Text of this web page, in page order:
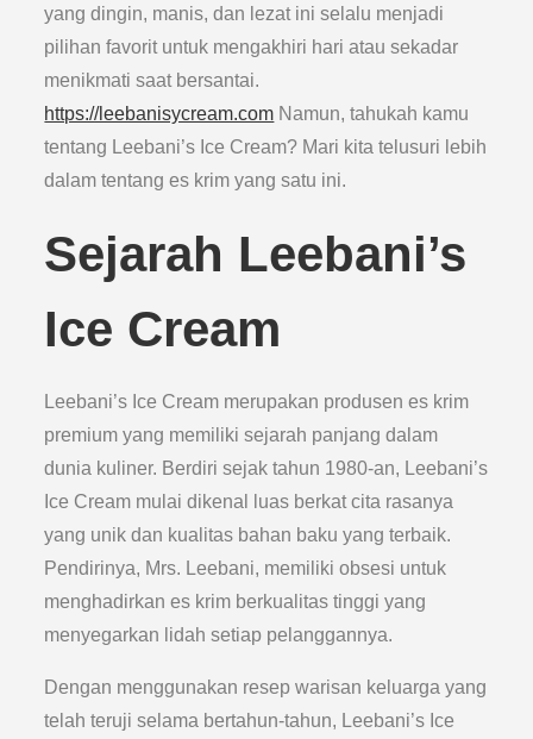
yang dingin, manis, dan lezat ini selalu menjadi
pilihan favorit untuk mengakhiri hari atau sekadar
menikmati saat bersantai.
https://leebanisycream.com Namun, tahukah kamu
tentang Leebani’s Ice Cream? Mari kita telusuri lebih
dalam tentang es krim yang satu ini.
Sejarah Leebani’s
Ice Cream
Leebani’s Ice Cream merupakan produsen es krim
premium yang memiliki sejarah panjang dalam
dunia kuliner. Berdiri sejak tahun 1980-an, Leebani’s
Ice Cream mulai dikenal luas berkat cita rasanya
yang unik dan kualitas bahan baku yang terbaik.
Pendirinya, Mrs. Leebani, memiliki obsesi untuk
menghadirkan es krim berkualitas tinggi yang
menyegarkan lidah setiap pelanggannya.
Dengan menggunakan resep warisan keluarga yang
telah teruji selama bertahun-tahun, Leebani’s Ice